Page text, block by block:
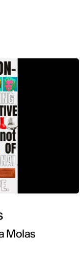
Molas